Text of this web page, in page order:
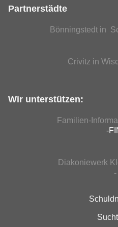
Partnerstädte
Bönningstedt in
Crivitz in
Wir unterstützen:
Familien-
-
Diakoniewerk
-